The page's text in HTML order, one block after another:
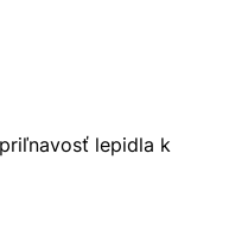
lepidla k